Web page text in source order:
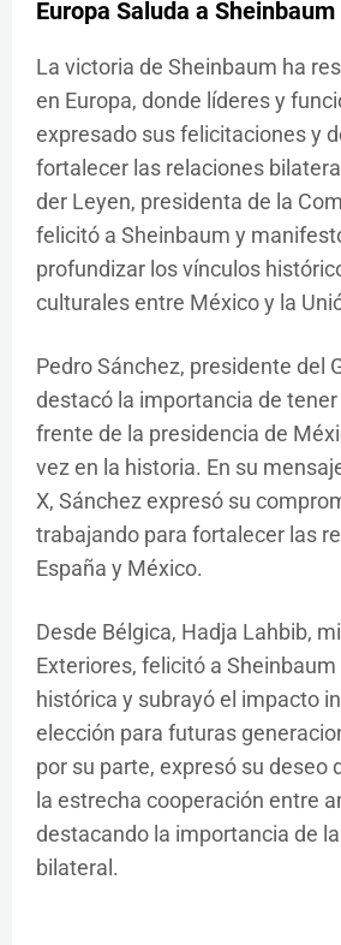
Europa Saluda a Sheinbaum
La victoria de Sheinbaum ha
en Europa, donde líderes y
expresado sus felicitaciones y
fortalecer las relaciones
der Leyen, presidenta de la
felicitó a Sheinbaum y
profundizar los vínculos
culturales entre México y la
Pedro Sánchez, presidente del
destacó la importancia de
frente de la presidencia de
vez en la historia. En su
X, Sánchez expresó su
trabajando para fortalecer las
España y México.
Desde Bélgica, Hadja Lahbib,
Exteriores, felicitó a
histórica y subrayó el impacto
elección para futuras
por su parte, expresó su deseo
la estrecha cooperación entre
destacando la importancia de
bilateral.